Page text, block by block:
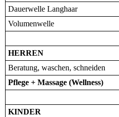
Dauerwelle Langhaar
Volumenwelle
HERREN
Beratung, waschen, schneiden
Pflege + Massage (Wellness)
KINDER